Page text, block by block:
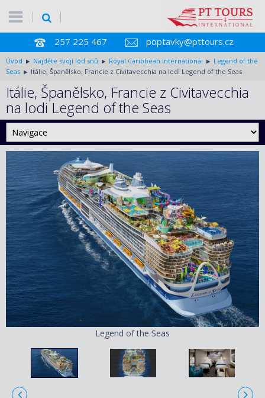
257 225 467 poptavky@pttours.cz
Úvod Najděte svoji loď snů Royal Caribbean International
Legend of the
Seas
Itálie, Španělsko, Francie z Civitavecchia na lodi Legend of the Seas
Itálie, Španělsko, Francie z Civitavecchia
na lodi Legend of the Seas
Legend of the Seas